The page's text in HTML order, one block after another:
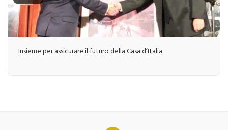
Insieme per assicurare il futuro della Casa d’Italia